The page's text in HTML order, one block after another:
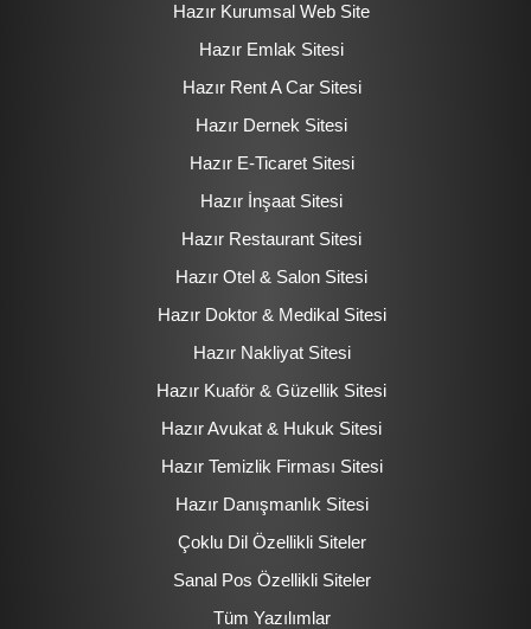
Hazır Kurumsal Web Site
Hazır Emlak Sitesi
Hazır Rent A Car Sitesi
Hazır Dernek Sitesi
Hazır E-Ticaret Sitesi
Hazır İnşaat Sitesi
Hazır Restaurant Sitesi
Hazır Otel & Salon Sitesi
Hazır Doktor & Medikal Sitesi
Hazır Nakliyat Sitesi
Hazır Kuaför & Güzellik Sitesi
Hazır Avukat & Hukuk Sitesi
Hazır Temizlik Firması Sitesi
Hazır Danışmanlık Sitesi
Çoklu Dil Özellikli Siteler
Sanal Pos Özellikli Siteler
Tüm Yazılımlar